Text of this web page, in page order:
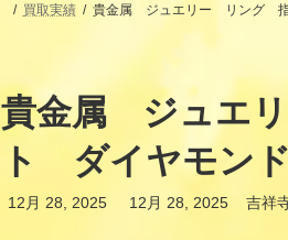
買取実績 貴金属 ジュエリー リング
貴金属 ジュエ
ト ダイヤモン
12月 28, 2025
最
12月 28, 2025 吉祥